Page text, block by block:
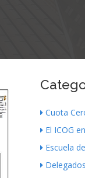
Cuota
El ICOG
Escuela
Delegados